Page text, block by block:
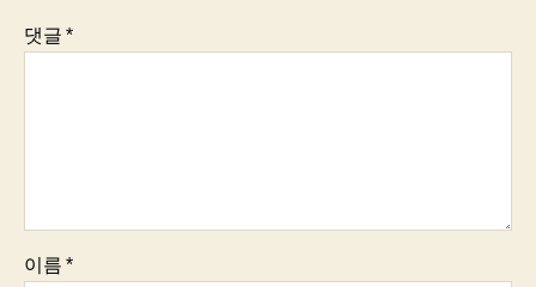
댓글*
이름*